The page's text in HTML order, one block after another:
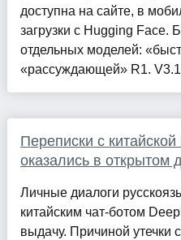
доступна на сайте, в
загрузки с Hugging Face.
отдельных моделей:
«рассуждающей» R1. V3.1
Переписки с
оказались в открытом
Личные диалоги
китайским чат-ботом
выдачу. Причиной утечки